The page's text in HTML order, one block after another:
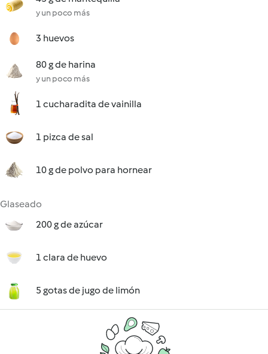
y un poco más
3 huevos
80 g de harina
y un poco más
1 cucharadita de vainilla
1 pizca de sal
10 g de polvo para hornear
Glaseado
200 g de azúcar
1 clara de huevo
5 gotas de jugo de limón